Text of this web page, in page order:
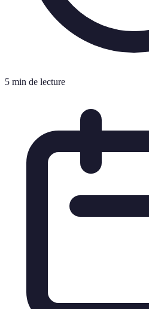
5 min de lecture